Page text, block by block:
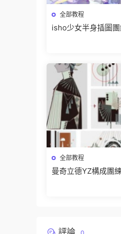
全部教程
isho少女半身插圖
全部教程
曼奇立德YZ構成團
評論